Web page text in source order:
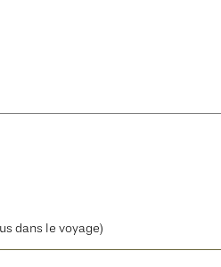
dans le voyage)